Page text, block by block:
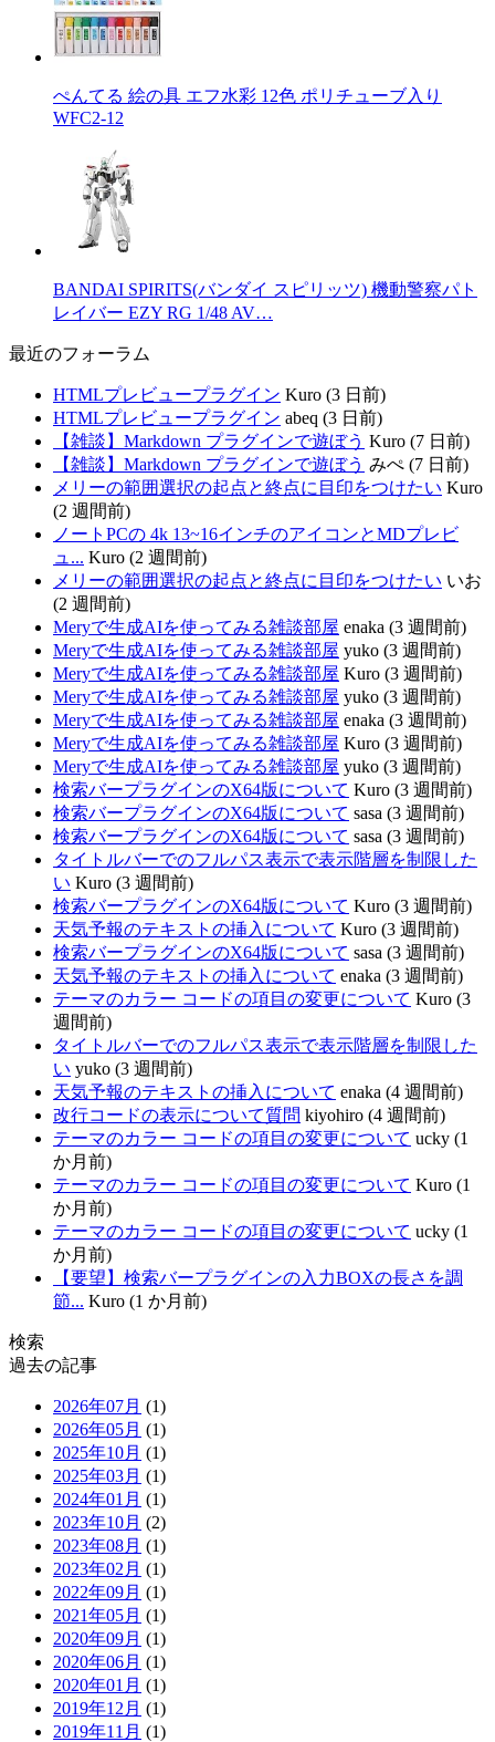
ぺんてる 絵の具 エフ水彩 12色 ポリチューブ入り
WFC2-12
BANDAI SPIRITS(バンダイ スピリッツ) 機動警察パト
レイバー EZY RG 1/48 AV…
最近のフォーラム
HTMLプレビュープラグイン Kuro (3 日前)
HTMLプレビュープラグイン abeq (3 日前)
【雑談】Markdown プラグインで遊ぼう Kuro (7 日前)
【雑談】Markdown プラグインで遊ぼう みぺ (7 日前)
メリーの範囲選択の起点と終点に目印をつけたい Kuro
(2 週間前)
ノートPCの 4k 13~16インチのアイコンとMDプレビ
ュ... Kuro (2 週間前)
メリーの範囲選択の起点と終点に目印をつけたい いお
(2 週間前)
Meryで生成AIを使ってみる雑談部屋 enaka (3 週間前)
Meryで生成AIを使ってみる雑談部屋 yuko (3 週間前)
Meryで生成AIを使ってみる雑談部屋 Kuro (3 週間前)
Meryで生成AIを使ってみる雑談部屋 yuko (3 週間前)
Meryで生成AIを使ってみる雑談部屋 enaka (3 週間前)
Meryで生成AIを使ってみる雑談部屋 Kuro (3 週間前)
Meryで生成AIを使ってみる雑談部屋 yuko (3 週間前)
検索バープラグインのX64版について Kuro (3 週間前)
検索バープラグインのX64版について sasa (3 週間前)
検索バープラグインのX64版について sasa (3 週間前)
タイトルバーでのフルパス表示で表示階層を制限した
い Kuro (3 週間前)
検索バープラグインのX64版について Kuro (3 週間前)
天気予報のテキストの挿入について Kuro (3 週間前)
検索バープラグインのX64版について sasa (3 週間前)
天気予報のテキストの挿入について enaka (3 週間前)
テーマのカラー コードの項目の変更について Kuro (3
週間前)
タイトルバーでのフルパス表示で表示階層を制限した
い yuko (3 週間前)
天気予報のテキストの挿入について enaka (4 週間前)
改行コードの表示について質問 kiyohiro (4 週間前)
テーマのカラー コードの項目の変更について ucky (1
か月前)
テーマのカラー コードの項目の変更について Kuro (1
か月前)
テーマのカラー コードの項目の変更について ucky (1
か月前)
【要望】検索バープラグインの入力BOXの長さを調
節... Kuro (1 か月前)
検索
過去の記事
2026年07月 (1)
2026年05月 (1)
2025年10月 (1)
2025年03月 (1)
2024年01月 (1)
2023年10月 (2)
2023年08月 (1)
2023年02月 (1)
2022年09月 (1)
2021年05月 (1)
2020年09月 (1)
2020年06月 (1)
2020年01月 (1)
2019年12月 (1)
2019年11月 (1)